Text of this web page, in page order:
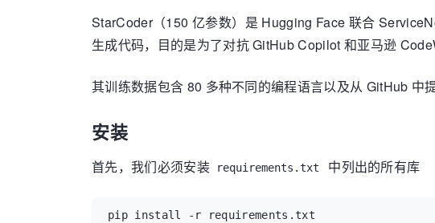
StarCoder（150 亿参数）是 Hugging Face 联合
生成代码，目的是为了对抗 GitHub Copilot 和亚马逊
其训练数据包含 80 多种不同的编程语言以及从 GitHub 中
安装
首先，我们必须安装 requirements.txt 中列出的所有库
pip install -r requirements.txt